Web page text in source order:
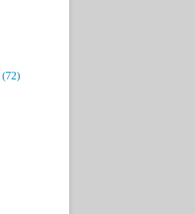
(72)